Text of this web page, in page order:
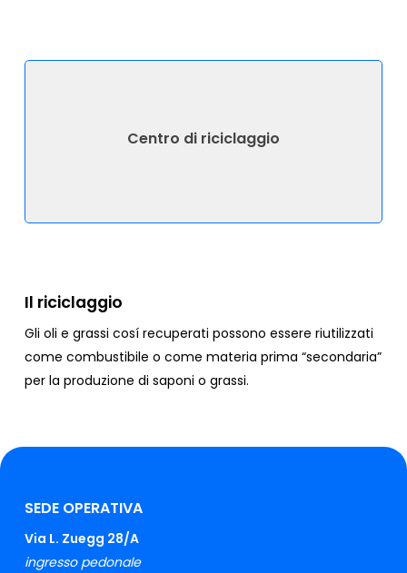
Centro di riciclaggio
Il riciclaggio
Gli oli e grassi cosí recuperati possono essere riutilizzati
come combustibile o come materia prima “secondaria”
per la produzione di saponi o grassi.
SEDE OPERATIVA
Via L. Zuegg 28/A
ingresso pedonale